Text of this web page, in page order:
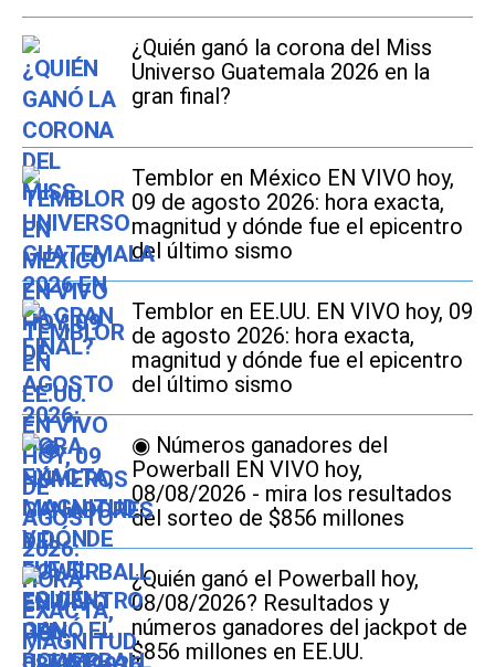
¿Quién ganó la corona del Miss
Universo Guatemala 2026 en la
gran final?
Temblor en México EN VIVO hoy,
09 de agosto 2026: hora exacta,
magnitud y dónde fue el epicentro
del último sismo
Temblor en EE.UU. EN VIVO hoy, 09
de agosto 2026: hora exacta,
magnitud y dónde fue el epicentro
del último sismo
◉ Números ganadores del
Powerball EN VIVO hoy,
08/08/2026 - mira los resultados
del sorteo de $856 millones
¿Quién ganó el Powerball hoy,
08/08/2026? Resultados y
números ganadores del jackpot de
$856 millones en EE.UU.